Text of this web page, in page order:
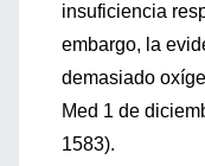
insuficiencia
embargo, la
demasiado
Med 1 de
1583).